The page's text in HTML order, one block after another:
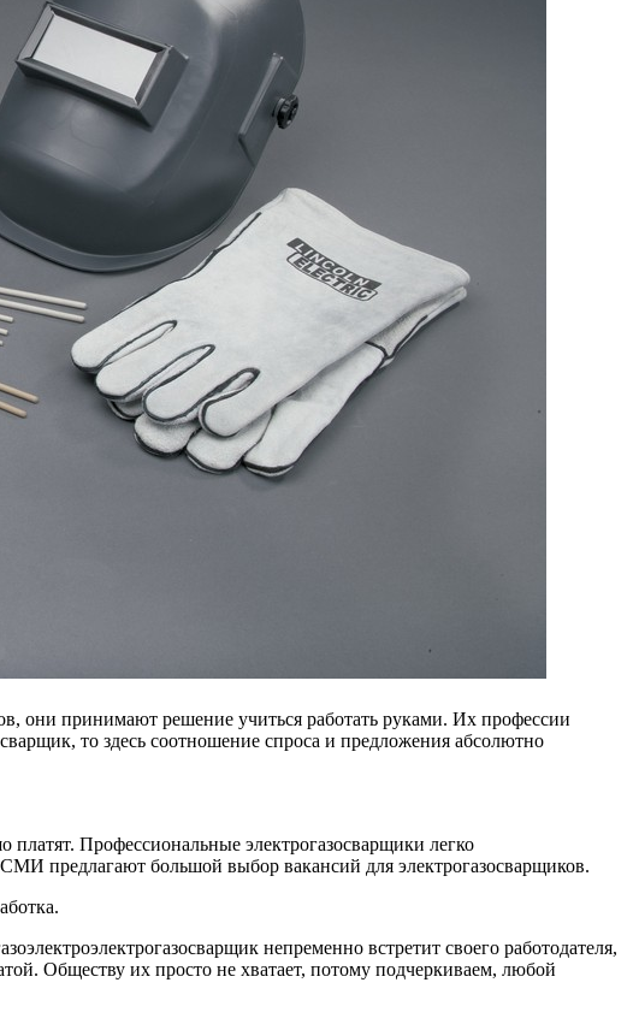
они принимают решение учиться работать руками. Их профессии
то здесь соотношение спроса и предложения абсолютно
Профессиональные электрогазосварщики легко
предлагают большой выбор вакансий для электрогазосварщиков.
непременно встретит своего работодателя,
Обществу их просто не хватает, потому подчеркиваем, любой